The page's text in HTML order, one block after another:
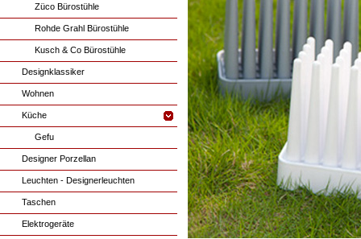
Züco Bürostühle
Rohde Grahl Bürostühle
Kusch & Co Bürostühle
Designklassiker
Wohnen
Küche
Gefu
Designer Porzellan
Leuchten - Designerleuchten
Taschen
Elektrogeräte